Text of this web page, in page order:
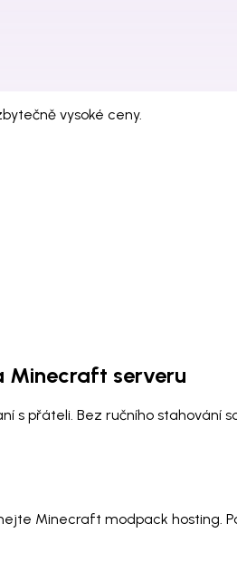
vysoké ceny.
Minecraft serveru
s přáteli. Bez ručního stahování
Minecraft modpack hosting.